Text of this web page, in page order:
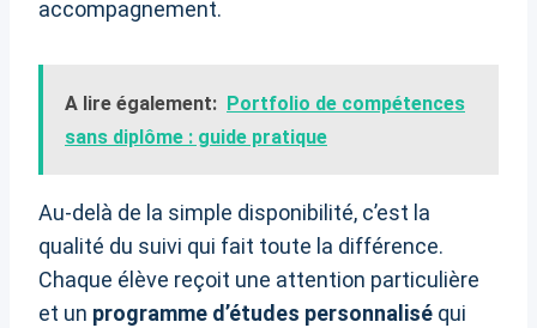
accompagnement.
A lire également: Portfolio de compétences
sans diplôme : guide pratique
Au-delà de la simple disponibilité, c’est la
qualité du suivi qui fait toute la différence.
Chaque élève reçoit une attention particulière
et un programme d’études personnalisé qui